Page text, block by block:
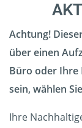
Achtung!
über einen
Büro oder Ihre
sein, wählen
Ihre